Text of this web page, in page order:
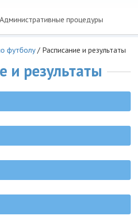
Административные процедуры
футболу/ Расписание и результаты
и результаты